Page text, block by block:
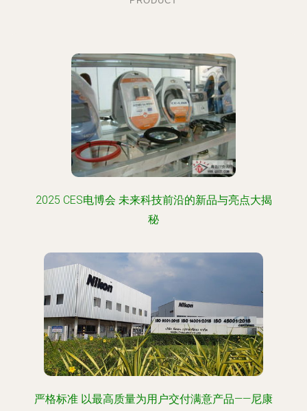
2025 CES电博会 未来科技前沿的新品与亮点大揭
秘
严格标准 以最高质量为用户交付满意产品——尼康